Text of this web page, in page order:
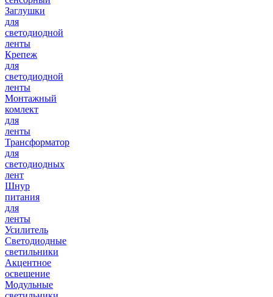
Заглушки
для
светодиодной
ленты
Крепеж
для
светодиодной
ленты
Монтажный
комлект
для
ленты
Трансформатор
для
светодиодных
лент
Шнур
питания
для
ленты
Усилитель
Светодиодные
светильники
Акцентное
освещение
Модульные